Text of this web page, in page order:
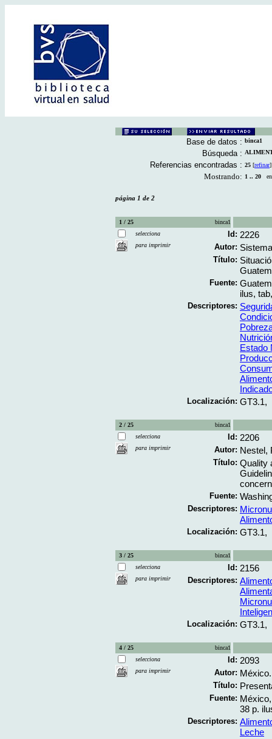
Base de datos : binca1
Búsqueda :
Referencias encontradas : 25 [refinar]
Mostrando: 1 .. 20 en
página 1 de 2
1 / 25
binca1
selecciona
para imprimir
Id: 2226
Autor:
Título:
Fuente:
ilus,
Descriptores:
Estado
Localización: GT3.1,
2 / 25
binca1
selecciona
para imprimir
Id: 2206
Autor: Nestel,
Título: Quality
Fuente:
Descriptores:
Localización: GT3.1,
3 / 25
binca1
selecciona
para imprimir
Id: 2156
Descriptores:
Localización: GT3.1,
4 / 25
binca1
selecciona
para imprimir
Id: 2093
Autor:
Título:
Fuente:
38 p.
Descriptores:
Leche